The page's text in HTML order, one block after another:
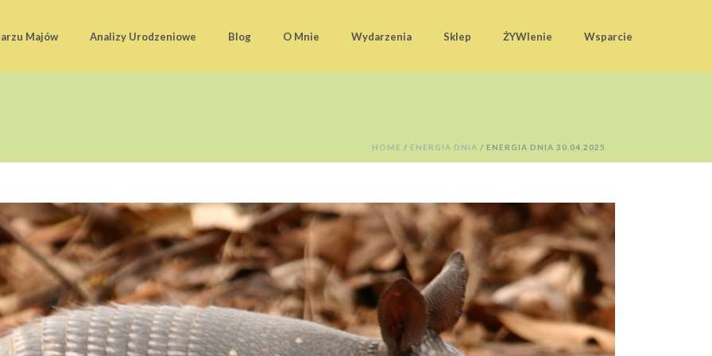
Majów Analizy Urodzeniowe Blog O Mnie Wydarzenia Sklep ŻYWIenie Wsparcie
HOME / ENERGIA DNIA / ENERGIA DNIA 30.04.2025